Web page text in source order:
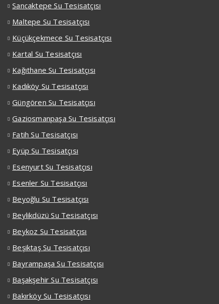
Sancaktepe Su Tesisatçısı
Maltepe Su Tesisatçısı
Küçükçekmece Su Tesisatçısı
Kartal Su Tesisatçısı
Kağıthane Su Tesisatçısı
Kadıköy Su Tesisatçısı
Güngören Su Tesisatçısı
Gaziosmanpaşa Su Tesisatçısı
Fatih Su Tesisatçısı
Eyüp Su Tesisatçısı
Esenyurt Su Tesisatçısı
Esenler Su Tesisatçısı
Beyoğlu Su Tesisatçısı
Beylikdüzü Su Tesisatçısı
Beykoz Su Tesisatçısı
Beşiktaş Su Tesisatçısı
Bayrampaşa Su Tesisatçısı
Başakşehir Su Tesisatçısı
Bakırköy Su Tesisatçısı